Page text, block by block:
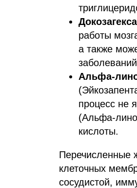
работы
а также
Альфа-
процесс не
(Альфа-
кислоты.
Перечисленные
клеточных
сосудистой,